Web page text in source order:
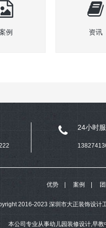
例 资讯
24小时
优势 案例
2016-2023 深圳市大正装饰设计
本公司专业从事幼儿园装修设计,早